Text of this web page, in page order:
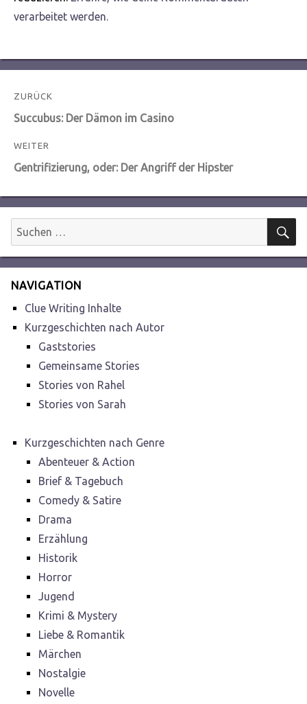
verarbeitet werden.
Beitragsnavigation
ZURÜCK
Vorheriger
Succubus: Der Dämon im Casino
WEITER
Nächster
Gentrifizierung, oder: Der Angriff der Hipster
Suchen
nach:
NAVIGATION
Clue Writing Inhalte
Kurzgeschichten nach Autor
Gaststories
Gemeinsame Stories
Stories von Rahel
Stories von Sarah
Kurzgeschichten nach Genre
Abenteuer & Action
Brief & Tagebuch
Comedy & Satire
Drama
Erzählung
Historik
Horror
Jugend
Krimi & Mystery
Liebe & Romantik
Märchen
Nostalgie
Novelle